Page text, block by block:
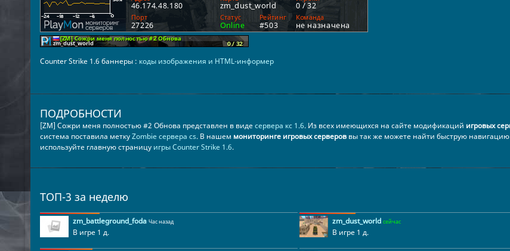
Counter Strike 1.6 баннеры : коды изображения и HTML-информер
ПОДРОБНОСТИ
[ZM] Сожри меня полностью #2 Обнова представлен в видесервера кс 1.6. Из всех имеющихся на сайте модификаций игровых
система поставила меткуZombie сервера cs. В нашем мониторинге игровых сервероввы так же можете найти быструю
используйте главную страницу игры Counter Strike 1.6.
ТОП-3 за неделю
zm_battleground_foda Час назад
В игре 1 д.
zm_dust_world сейчас
В игре 1 д.